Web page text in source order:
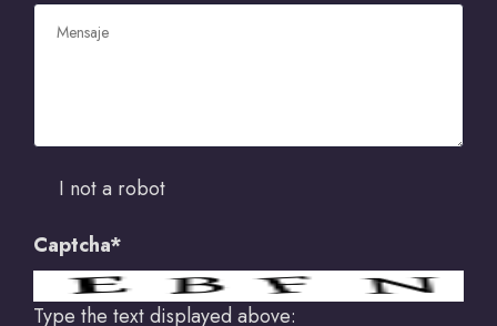
I not a robot
Captcha*
Type the text displayed above: